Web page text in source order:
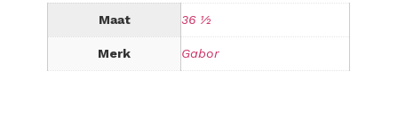
Maat 36 ½
Merk Gabor